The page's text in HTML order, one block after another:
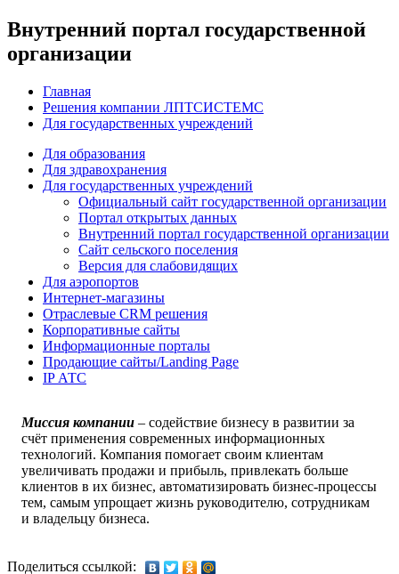
Внутренний портал государственной
организации
Главная
Решения компании ЛПТСИСТЕМС
Для государственных учреждений
Для образования
Для здравохранения
Для государственных учреждений
Официальный сайт государственной организации
Портал открытых данных
Внутренний портал государственной организации
Сайт сельского поселения
Версия для слабовидящих
Для аэропортов
Интернет-магазины
Отраслевые CRM решения
Корпоративные сайты
Информационные порталы
Продающие сайты/Landing Page
IP АТС
Миссия компании – содействие бизнесу в развитии за
счёт применения современных информационных
технологий. Компания помогает своим клиентам
увеличивать продажи и прибыль, привлекать больше
клиентов в их бизнес, автоматизировать бизнес-процессы
тем, самым упрощает жизнь руководителю, сотрудникам
и владельцу бизнеса.
Поделиться ссылкой: